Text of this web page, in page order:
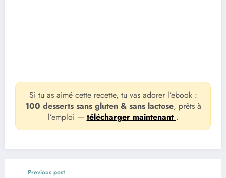
Si tu as aimé cette recette, tu vas adorer l’ebook :
100 desserts sans gluten & sans lactose, prêts à
l’emploi — télécharger maintenant .
Previous post